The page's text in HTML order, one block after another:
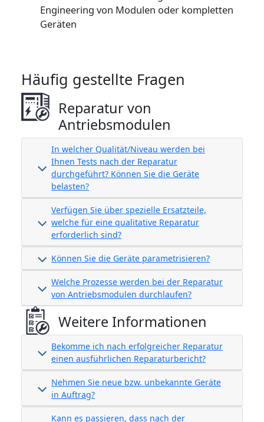
Engineering von Modulen oder kompletten
Geräten
Häufig gestellte Fragen
Reparatur von
Antriebsmodulen
In welcher Qualität/Niveau werden bei
Ihnen Tests nach der Reparatur
durchgeführt? Können Sie die Geräte
belasten?
Verfügen Sie über spezielle Ersatzteile,
welche für eine qualitative Reparatur
erforderlich sind?
Können Sie die Geräte parametrisieren?
Welche Prozesse werden bei der Reparatur
von Antriebsmodulen durchlaufen?
Weitere Informationen
Bekomme ich nach erfolgreicher Reparatur
einen ausführlichen Reparaturbericht?
Nehmen Sie neue bzw. unbekannte Geräte
in Auftrag?
Kann es passieren, dass nach der